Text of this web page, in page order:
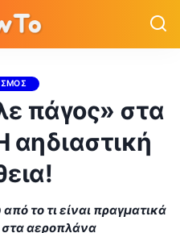
πάγος» στα
αηδιαστική
το τι είναι πραγματικά
αεροπλάνα